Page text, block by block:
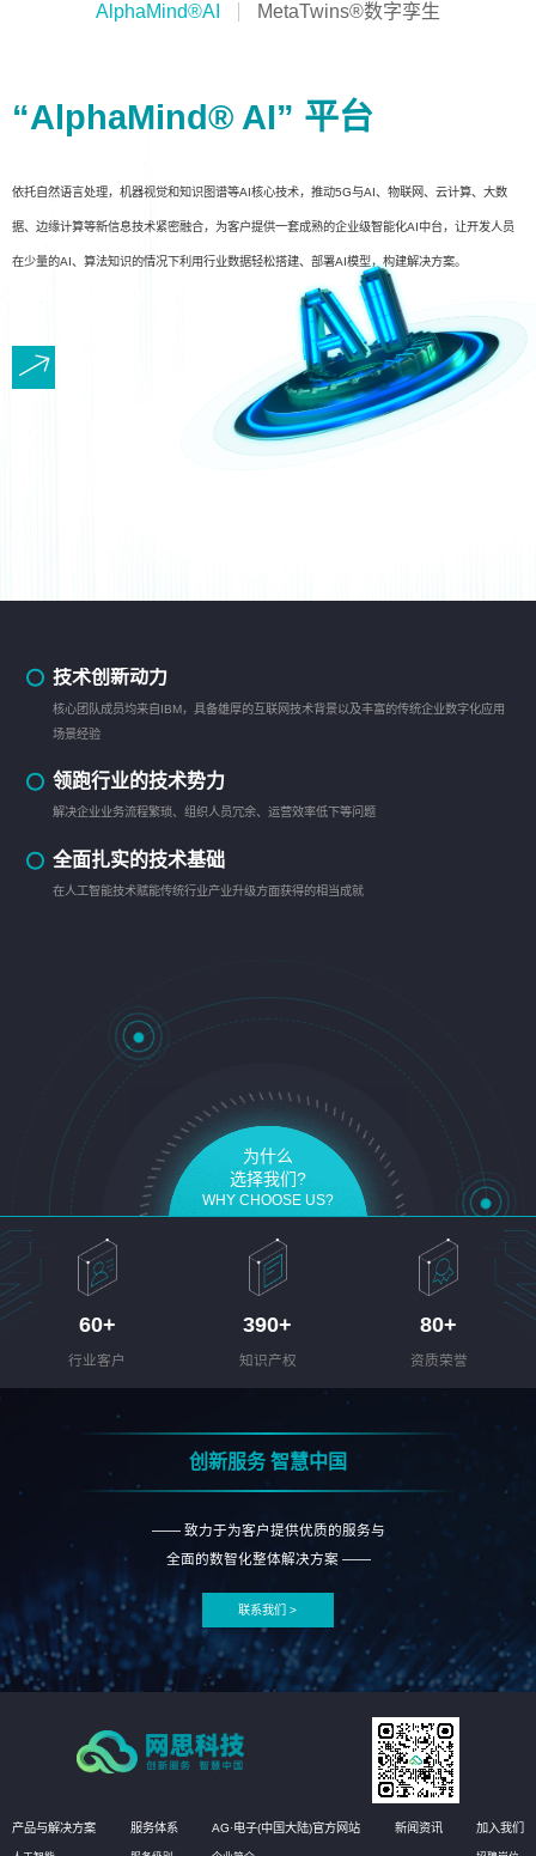
AlphaMind®AI MetaTwins®数字孪生
“AlphaMind® AI” 平台
依托自然语言处理，机器视觉和知识图谱等AI核心技术，推动5G与AI、物联网、云计算、大数
据、边缘计算等新信息技术紧密融合，为客户提供一套成熟的企业级智能化AI中台，让开发人员
在少量的AI、算法知识的情况下利用行业数据轻松搭建、部署AI模型，构建解决方案。
技术创新动力
核心团队成员均来自IBM，具备雄厚的互联网技术背景以及丰富的传统企业数字化应用
场景经验
领跑行业的技术势力
解决企业业务流程繁琐、组织人员冗余、运营效率低下等问题
全面扎实的技术基础
在人工智能技术赋能传统行业产业升级方面获得的相当成就
为什么
选择我们?
WHY CHOOSE US?
60+
行业客户
390+
知识产权
80+
资质荣誉
创新服务 智慧中国
—— 致力于为客户提供优质的服务与
全面的数智化整体解决方案 ——
联系我们 >
产品与解决方案 服务体系 AG·电子(中国大陆)官方网站 新闻资讯 加入我们